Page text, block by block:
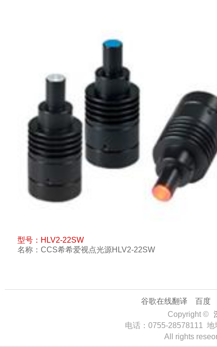
型号： HLV2-22SW
名称： CCS希希爱视点光源HLV2-22SW
谷歌在线翻译
百度
Copyright ©
电话：0755-28578111 地
All rights